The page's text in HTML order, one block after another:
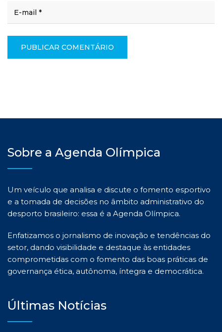
Sobre a Agenda Olímpica
Um veículo que analisa e discute o fomento esportivo
e a tomada de decisões no âmbito administrativo do
desporto brasileiro: essa é a Agenda Olímpica.
Enfatizamos o jornalismo de inovação e tendências do
setor, dando visibilidade e destaque às entidades
comprometidas com o fomento das boas práticas de
governança ética, autônoma, íntegra e democrática.
Últimas Notícias